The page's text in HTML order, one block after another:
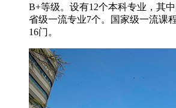
B+等级。设有12个本科专业，其中
省级一流专业7个。国家级一流课
16门。